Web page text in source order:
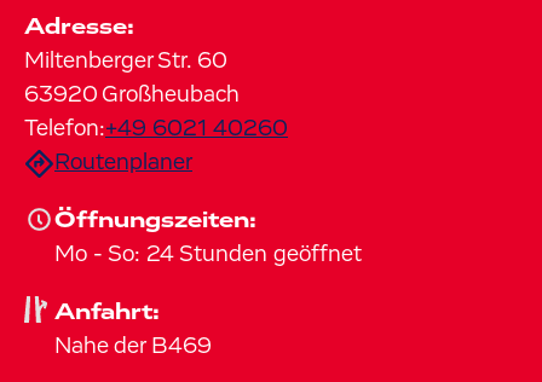
Adresse:
Miltenberger Str. 60
63920 Großheubach
Telefon:+49 6021 40260
Routenplaner
Öffnungszeiten:
Mo - So: 24 Stunden geöffnet
Anfahrt:
Nahe der B469